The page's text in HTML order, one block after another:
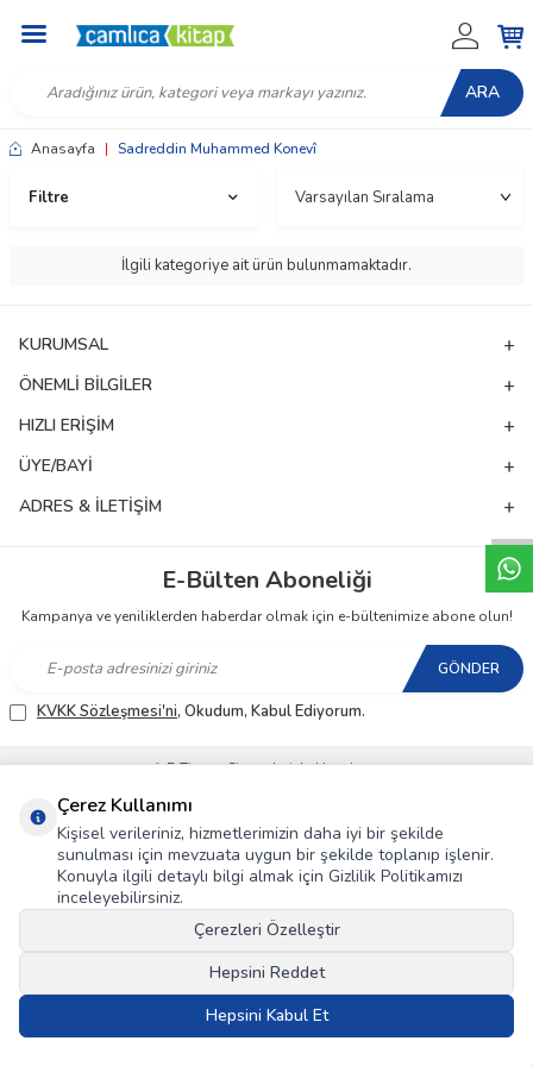
W
h
t
a
p
p
D
e
s
e
H
a
t
t
ARA
Anasayfa | Sadreddin Muhammed Konevî
Filtre
İlgili kategoriye ait ürün bulunmamaktadır.
KURUMSAL
ÖNEMLI BILGILER
HIZLI ERIŞIM
ÜYE/BAYI
ADRES & İLETIŞIM
E-Bülten Aboneliği
Kampanya ve yeniliklerden haberdar olmak için e-bültenimize abone olun!
GÖNDER
KVKK Sözleşmesi'ni, Okudum, Kabul Ediyorum.
T-SoftE-TicaretSistemleriyle Hazırlanmıştır.
Çerez Kullanımı
Kişisel verileriniz, hizmetlerimizin daha iyi bir şekilde
sunulması için mevzuata uygun bir şekilde toplanıp işlenir.
Konuyla ilgili detaylı bilgi almak için Gizlilik Politikamızı
inceleyebilirsiniz.
Çerezleri Özelleştir
Hepsini Reddet
Hepsini Kabul Et